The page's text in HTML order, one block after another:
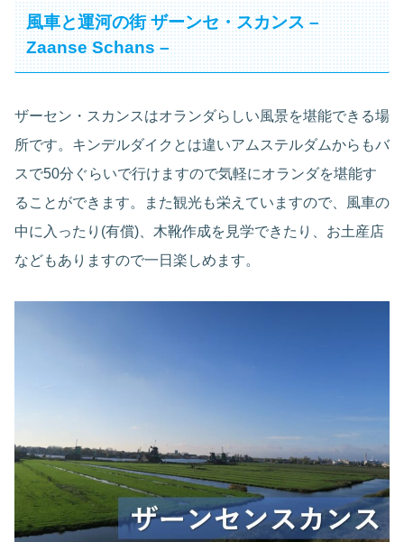
風車と運河の街 ザーンセ・スカンス –
Zaanse Schans –
ザーセン・スカンスはオランダらしい風景を堪能できる場
所です。キンデルダイクとは違いアムステルダムからもバ
スで50分ぐらいで行けますので気軽にオランダを堪能す
ることができます。また観光も栄えていますので、風車の
中に入ったり(有償)、木靴作成を見学できたり、お土産店
などもありますので一日楽しめます。